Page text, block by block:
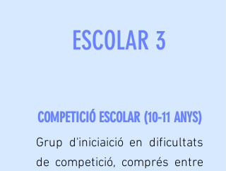
ESCOLAR 3
COMPETICIÓ ESCOLAR (10-11 ANYS)
Grup d'iniciaició en dificultats
de competició, comprés entre